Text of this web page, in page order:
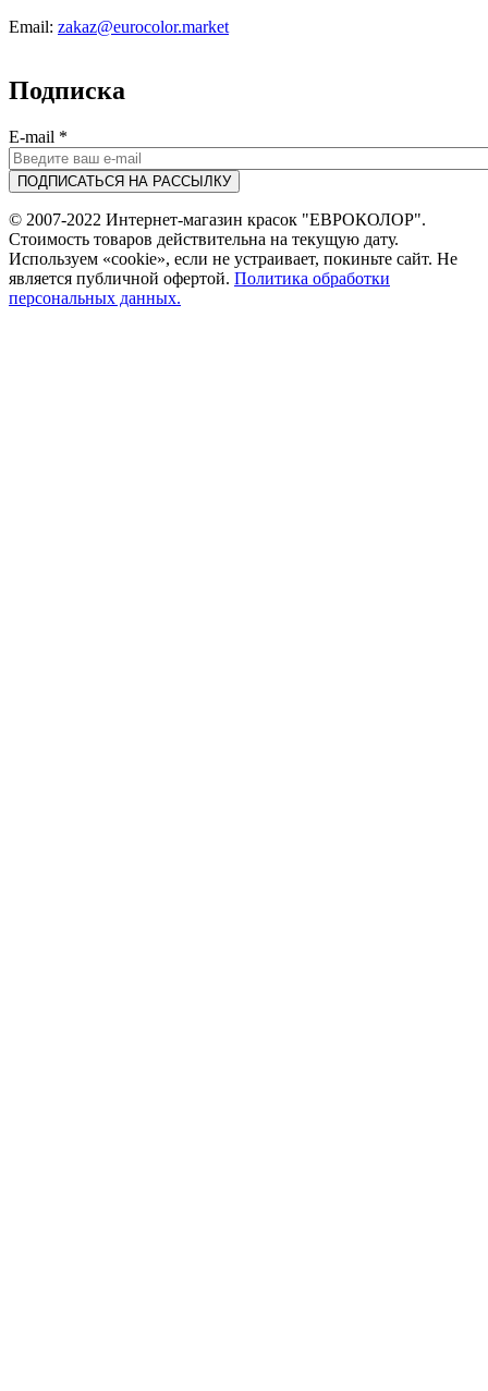
Email: zakaz@eurocolor.market
Подписка
E-mail *
© 2007-2022 Интернет-магазин красок "ЕВРОКОЛОР".
Стоимость товаров действительна на текущую дату.
Используем «cookie», если не устраивает, покиньте сайт. Не
является публичной офертой. Политика обработки
персональных данных.